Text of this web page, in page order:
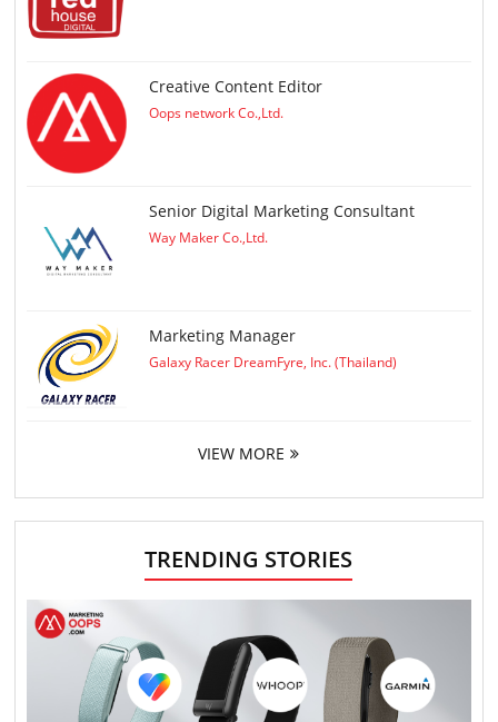
Creative Content Editor
Oops network Co.,Ltd.
Senior Digital Marketing Consultant
Way Maker Co.,Ltd.
Marketing Manager
Galaxy Racer DreamFyre, Inc. (Thailand)
VIEW MORE
TRENDING STORIES